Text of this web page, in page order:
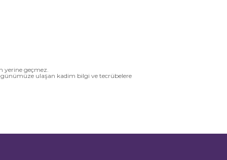
yerine geçmez.
ulaşan kadim bilgi ve tecrübelere